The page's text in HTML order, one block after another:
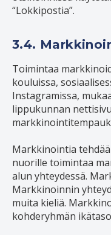
“Lokkipostia”.
3.4.
Toimintaa
kouluissa,
Instagramissa,
lippukunnan
Markkinointia
nuorille toimintaa
alun yhteydessä.
Markkinoinnin
muita kieliä.
kohderyhmän